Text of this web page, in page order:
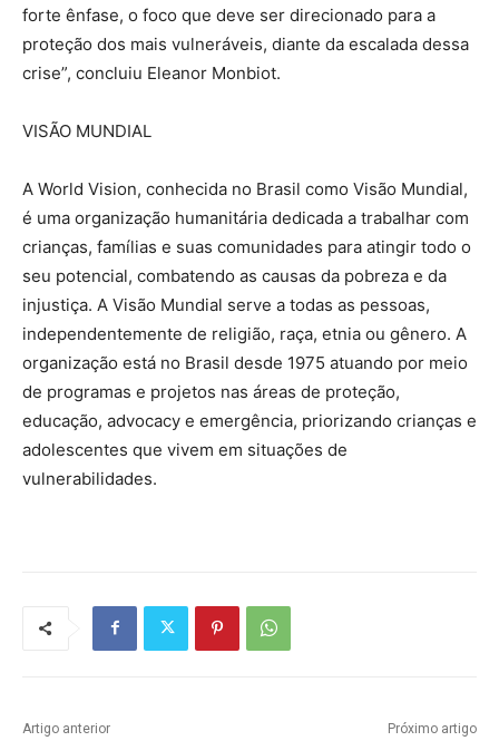
forte ênfase, o foco que deve ser direcionado para a
proteção dos mais vulneráveis, diante da escalada dessa
crise”, concluiu Eleanor Monbiot.
VISÃO MUNDIAL
A World Vision, conhecida no Brasil como Visão Mundial,
é uma organização humanitária dedicada a trabalhar com
crianças, famílias e suas comunidades para atingir todo o
seu potencial, combatendo as causas da pobreza e da
injustiça. A Visão Mundial serve a todas as pessoas,
independentemente de religião, raça, etnia ou gênero. A
organização está no Brasil desde 1975 atuando por meio
de programas e projetos nas áreas de proteção,
educação, advocacy e emergência, priorizando crianças e
adolescentes que vivem em situações de
vulnerabilidades.
Artigo anterior Próximo artigo